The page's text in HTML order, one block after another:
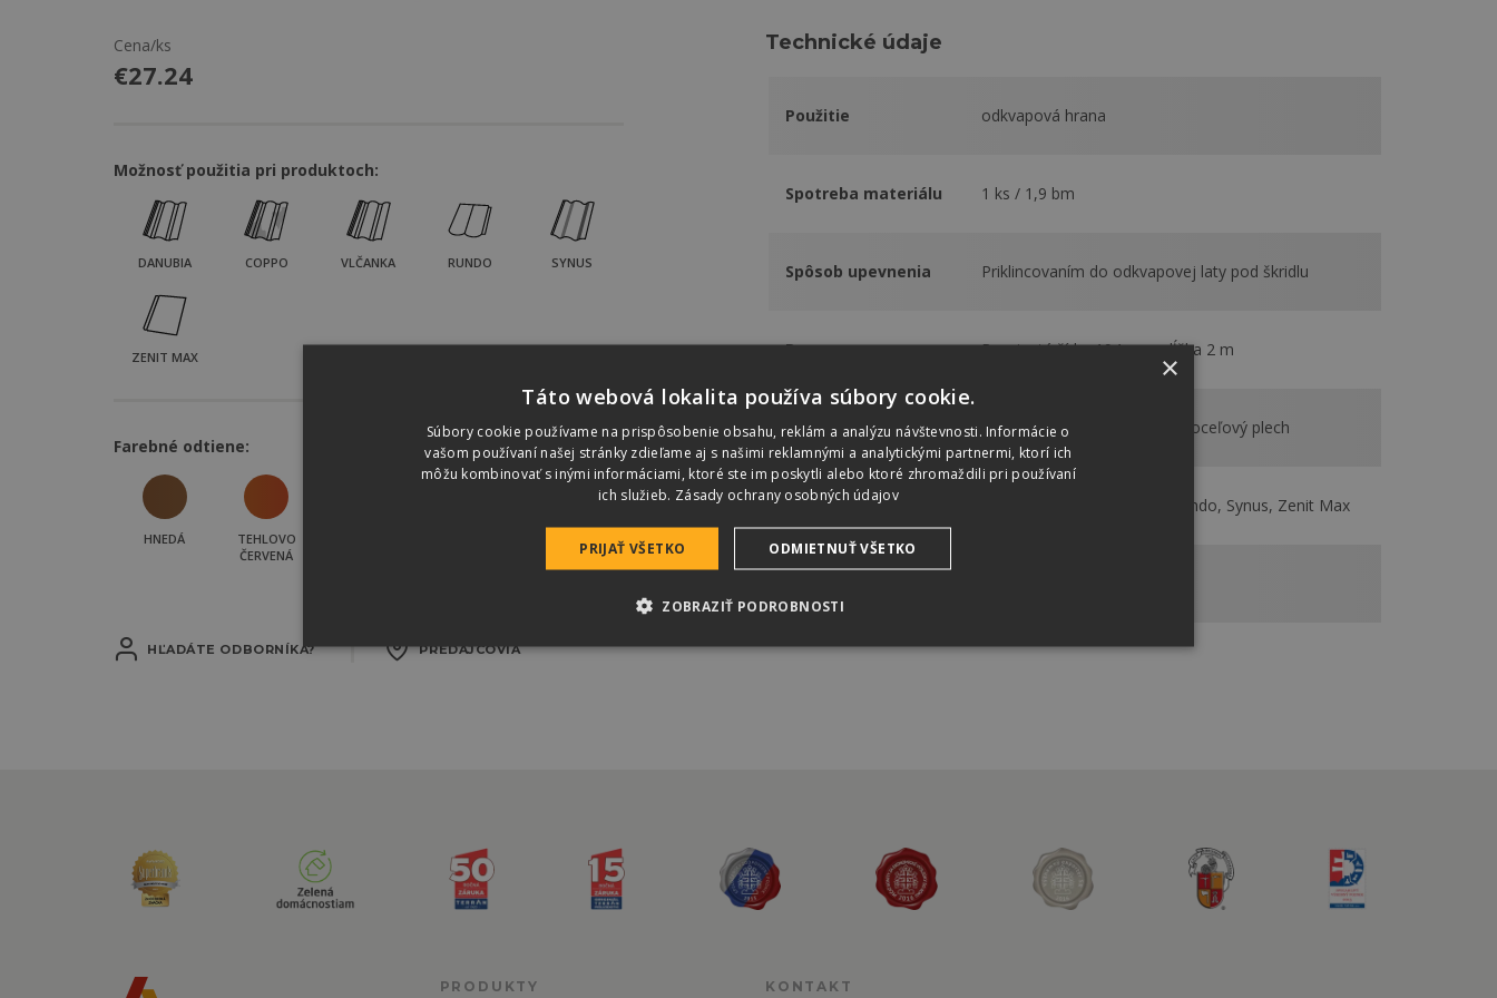
Technické údaje
Použitie odkvapová hrana
Spotreba materiálu 1 ks / 1,9 bm
Spôsob upevnenia Priklincovaním do odkvapovej laty pod škridlu
Rozmery Rozvinutá šírka 194 mm, dĺžka 2 m
Materiál pozinkovaný a poplastovaný oceľový plech
Použiteľné Danubia, Coppo, Vlčanka, Rundo, Synus, Zenit Max
Cena/ks
€27.24
Možnosť použitia pri produktoch:
DANUBIA COPPO VLČANKA RUNDO SYNUS
ZENIT MAX
Farebné odtiene:
HNEDÁ
TEHLOVO
ČERVENÁ
HĽADÁTE ODBORNÍKA? PREDAJCOVIA
PRODUKTY KONTAKT
×
Táto webová lokalita používa súbory cookie.
Súbory cookie používame na prispôsobenie obsahu, reklám a analýzu návštevnosti. Informácie o
vašom používaní našej stránky zdieľame aj s našimi reklamnými a analytickými partnermi, ktorí ich
môžu kombinovať s inými informáciami, ktoré ste im poskytli alebo ktoré zhromaždili pri používaní
ich služieb. Zásady ochrany osobných údajov
PRIJAŤ VŠETKO ODMIETNUŤ VŠETKO
ZOBRAZIŤ PODROBNOSTI